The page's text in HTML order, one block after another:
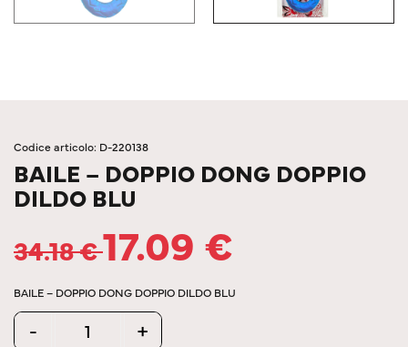
Codice articolo: D-220138
BAILE – DOPPIO DONG DOPPIO
DILDO BLU
34.18€17.09 €
BAILE – DOPPIO DONG DOPPIO DILDO BLU
Quantity
- +